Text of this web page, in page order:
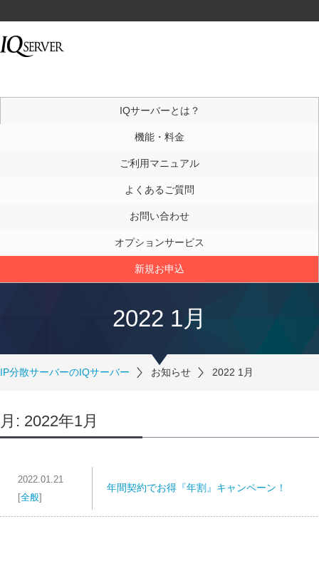
IQサーバーとは？
機能・料金
ご利用マニュアル
よくあるご質問
お問い合わせ
オプションサービス
新規お申込
2022 1月
IP分散サーバーのIQサーバー お知らせ 2022 1月
月: 2022年1月
2022.01.21
[全般]
年間契約でお得『年割』キャンペーン！